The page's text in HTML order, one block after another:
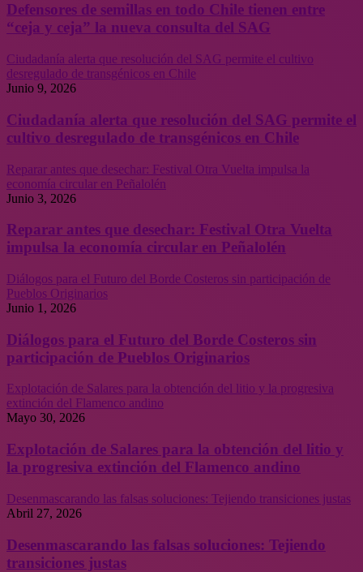
Defensores de semillas en todo Chile tienen entre
“ceja y ceja” la nueva consulta del SAG
Ciudadanía alerta que resolución del SAG permite el cultivo
desregulado de transgénicos en Chile
Junio 9, 2026
Ciudadanía alerta que resolución del SAG permite el
cultivo desregulado de transgénicos en Chile
Reparar antes que desechar: Festival Otra Vuelta impulsa la
economía circular en Peñalolén
Junio 3, 2026
Reparar antes que desechar: Festival Otra Vuelta
impulsa la economía circular en Peñalolén
Diálogos para el Futuro del Borde Costeros sin participación de
Pueblos Originarios
Junio 1, 2026
Diálogos para el Futuro del Borde Costeros sin
participación de Pueblos Originarios
Explotación de Salares para la obtención del litio y la progresiva
extinción del Flamenco andino
Mayo 30, 2026
Explotación de Salares para la obtención del litio y
la progresiva extinción del Flamenco andino
Desenmascarando las falsas soluciones: Tejiendo transiciones justas
Abril 27, 2026
Desenmascarando las falsas soluciones: Tejiendo
transiciones justas